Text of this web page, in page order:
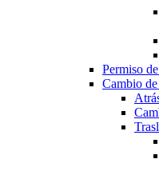
Permiso
Cambio